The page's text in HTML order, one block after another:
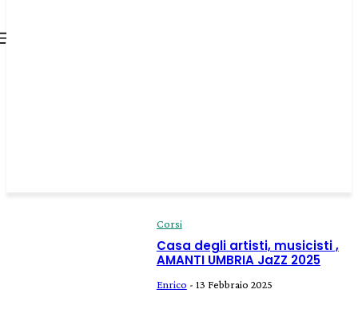
Corsi
Casa degli artisti, musicisti ,
AMANTI UMBRIA JaZZ 2025
Enrico - 13 Febbraio 2025